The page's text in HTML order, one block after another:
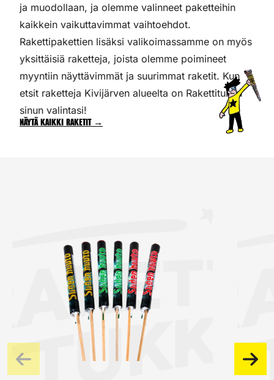
ja muodollaan, ja olemme valinneet paketteihin
kaikkein vaikuttavimmat vaihtoehdot.
Rakettipakettien lisäksi valikoimassamme on myös
yksittäisiä raketteja, joista olemme poimineet
myyntiin näyttävimmät ja suurimmat raketit. Kun
etsit raketteja Kivijärven alueelta on Rakettitukku
sinun valintasi!
Näytä kaikki raketit →